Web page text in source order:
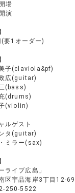
場
演
要1オーダー)
子(claviola&pf)
広(guitar)
(bass)
(drums)
(violin)
ルゲスト
タ(guitar)
ミラー(sax)
ライブ広島」
区宇品海岸3丁目12-69
250-5522